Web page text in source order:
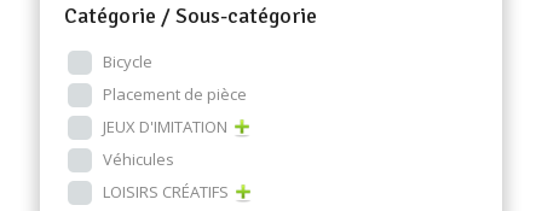
Catégorie / Sous-catégorie
Bicycle
Placement de pièce
JEUX D'IMITATION
Véhicules
LOISIRS CRÉATIFS